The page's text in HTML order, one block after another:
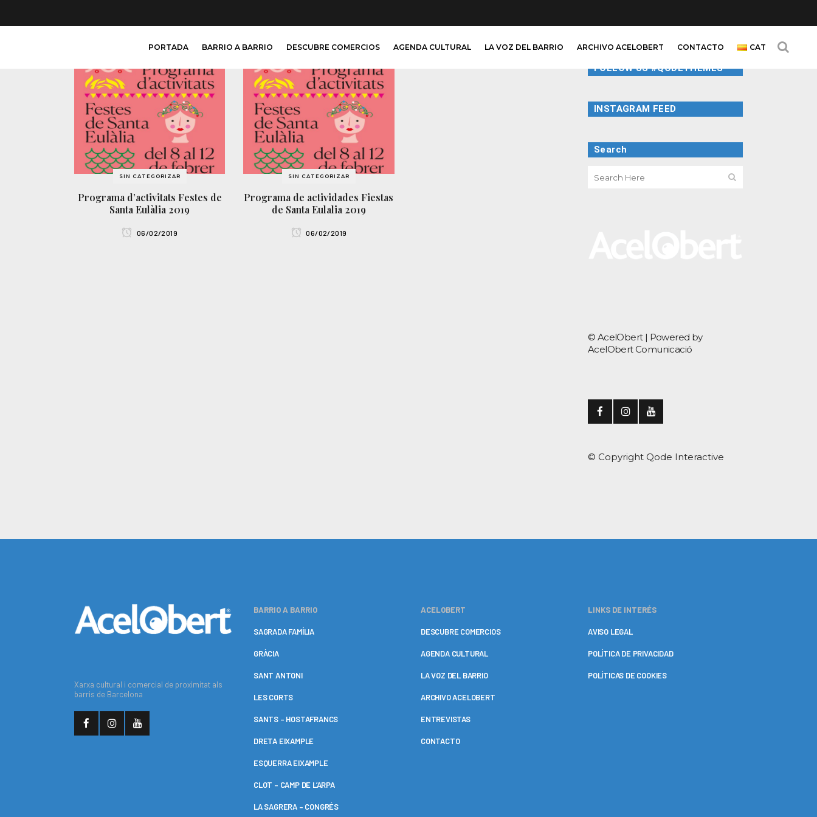
PORTADA BARRIO A BARRIO DESCUBRE COMERCIOS AGENDA CULTURAL LA VOZ DEL BARRIO ARCHIVO ACELOBERT CONTACTO CAT
SIN CATEGORIZAR
Programa d’activitats Festes de
Santa Eulàlia 2019
06/02/2019
SIN CATEGORIZAR
Programa de actividades Fiestas
de Santa Eulalia 2019
06/02/2019
FOLLOW US #QODETHEMES
INSTAGRAM FEED
Search
© AcelObert | Powered by
AcelObert Comunicació
© Copyright Qode Interactive
Xarxa cultural i comercial de proximitat als
barris de Barcelona
BARRIO A BARRIO
SAGRADA FAMÍLIA
GRÀCIA
SANT ANTONI
LES CORTS
SANTS – HOSTAFRANCS
DRETA EIXAMPLE
ESQUERRA EIXAMPLE
CLOT – CAMP DE L’ARPA
LA SAGRERA – CONGRÉS
ACELOBERT
DESCUBRE COMERCIOS
AGENDA CULTURAL
LA VOZ DEL BARRIO
ARCHIVO ACELOBERT
ENTREVISTAS
CONTACTO
LINKS DE INTERÉS
AVISO LEGAL
POLÍTICA DE PRIVACIDAD
POLÍTICAS DE COOKIES